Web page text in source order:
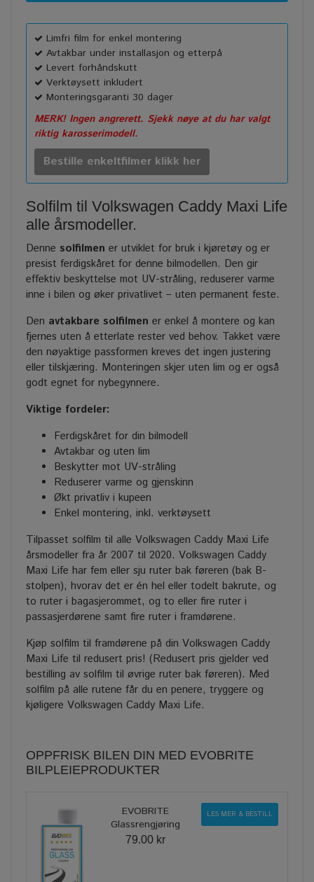
Limfri film for enkel montering
Avtakbar under installasjon og etterpå
Levert forhåndskutt
Verktøysett inkludert
Monteringsgaranti 30 dager
MERK! Ingen angrerett. Sjekk nøye at du har valgt
riktig karosserimodell.
Bestille enkeltfilmer klikk her
Solfilm til Volkswagen Caddy Maxi Life
alle årsmodeller.
Denne solfilmen er utviklet for bruk i kjøretøy og er
presist ferdigskåret for denne bilmodellen. Den gir
effektiv beskyttelse mot UV-stråling, reduserer varme
inne i bilen og øker privatlivet – uten permanent feste.
Den avtakbare solfilmen er enkel å montere og kan
fjernes uten å etterlate rester ved behov. Takket være
den nøyaktige passformen kreves det ingen justering
eller tilskjæring. Monteringen skjer uten lim og er også
godt egnet for nybegynnere.
Viktige fordeler:
Ferdigskåret for din bilmodell
Avtakbar og uten lim
Beskytter mot UV-stråling
Reduserer varme og gjenskinn
Økt privatliv i kupeen
Enkel montering, inkl. verktøysett
Tilpasset solfilm til alle Volkswagen Caddy Maxi Life
årsmodeller fra år 2007 til 2020. Volkswagen Caddy
Maxi Life har fem eller sju ruter bak føreren (bak B-
stolpen), hvorav det er én hel eller todelt bakrute, og
to ruter i bagasjerommet, og to eller fire ruter i
passasjerdørene samt fire ruter i framdørene.
Kjøp solfilm til framdørene på din Volkswagen Caddy
Maxi Life til redusert pris! (Redusert pris gjelder ved
bestilling av solfilm til øvrige ruter bak føreren). Med
solfilm på alle rutene får du en penere, tryggere og
kjøligere Volkswagen Caddy Maxi Life.
OPPFRISK BILEN DIN MED EVOBRITE
BILPLEIEPRODUKTER
EVOBRITE
Glassrengjøring
79.00 kr
LES MER & BESTILL